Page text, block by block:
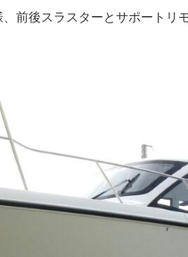
前後スラスターとサポートリ